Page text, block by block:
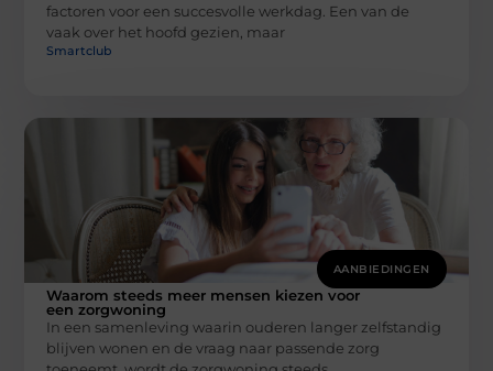
factoren voor een succesvolle werkdag. Een van de
vaak over het hoofd gezien, maar
Smartclub
AANBIEDINGEN
Waarom steeds meer mensen kiezen voor
een zorgwoning
In een samenleving waarin ouderen langer zelfstandig
blijven wonen en de vraag naar passende zorg